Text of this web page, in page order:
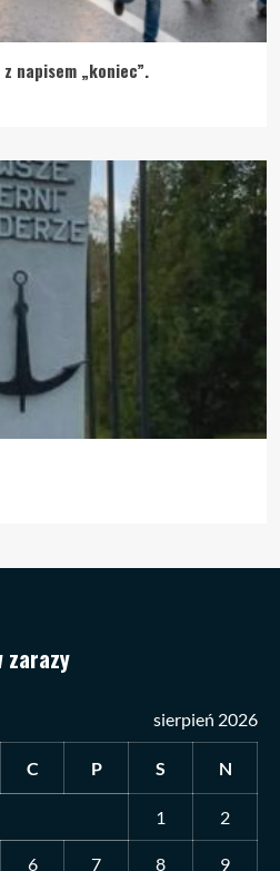
napisem „koniec”.
zarazy
sierpień 2026
C P S N
1 2
6 7 8 9